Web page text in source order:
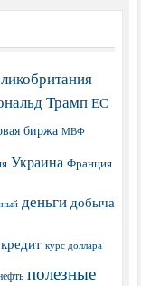
Трамп ЕС
биржа МВФ
Украина Франция
деньги добыча
кредит курс доллара
полезные